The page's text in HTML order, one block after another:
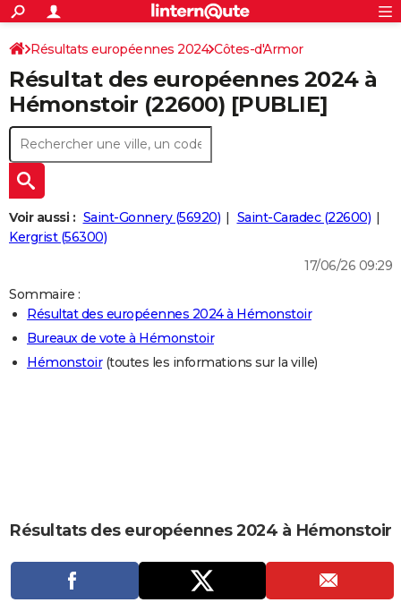
ACTUALITÉS
Politique
Société
Faits Divers
Education
Monde
Villes
+
SPORT
Coupe du monde 2026
Football
Tennis
Cyclisme
Rugby
Forum
CULTURE
Programme TV
TNT
Streaming
Cinéma
Sorties cinéma
Musique
+
FINANCE
Retraite
Impôts
Epargne
Immobilier
Risques naturels par ville
Banque
Assurance
Crédit
AUTO
Essais
Réserver un essai
Citadines
Berlines
SUV
Forum auto
+
HIGH-TECH
Mobiles
Meilleur smartphone
Internet
Ordinateurs
Jeux vidéo
Guide high-tech
+
BRICOLAGE
Guides de France
Escapades
Patrimoine
Expositions
Musées
Week-end nature
LIFESTYLE
Art de vivre
Bien-être
Loisirs
Mode
Modes de vie
CARTE DE VOEUX
Carte de Noël
Carte Bonne année
Carte Saint-Valentin
Carte Pâques
Carte d'anniversaire
DICTIONNAIRE
Dictionnaire
Biographies
Citations
Expressions
Proverbes
PROGRAMME TV
S'inscrire
Connexion
Résultats européennes 2024 Côtes-d'Armor
Résultat des européennes 2024 à
Hémonstoir (22600) [PUBLIE]
Voir aussi : Saint-Gonnery (56920)
Saint-Caradec (22600)
Kergrist (56300)
17/06/26 09:29
Sommaire :
Résultat des européennes 2024 à Hémonstoir
Bureaux de vote à Hémonstoir
Hémonstoir(toutes les informations sur la ville)
Résultats des européennes 2024 à Hémonstoir